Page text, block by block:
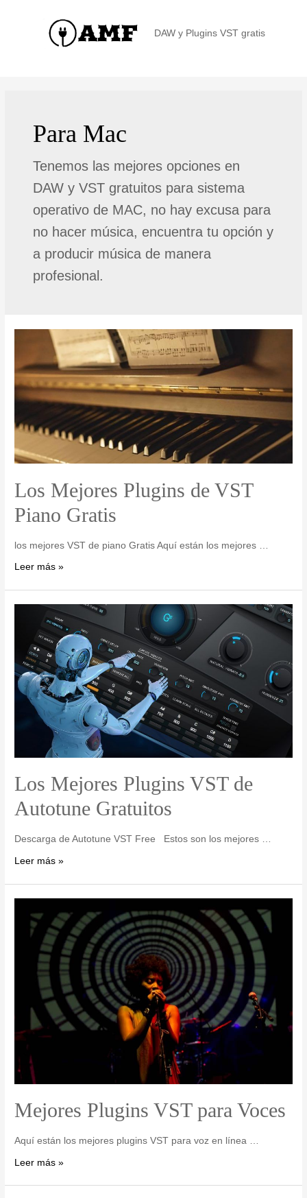
DAW y Plugins VST gratis
Para Mac
Tenemos las mejores opciones en
DAW y VST gratuitos para sistema
operativo de MAC, no hay excusa para
no hacer música, encuentra tu opción y
a producir música de manera
profesional.
Los Mejores Plugins de VST
Piano Gratis
los mejores VST de piano Gratis Aquí están los mejores …
Leer más »
Los Mejores Plugins VST de
Autotune Gratuitos
Descarga de Autotune VST Free Estos son los mejores …
Leer más »
Mejores Plugins VST para Voces
Aquí están los mejores plugins VST para voz en línea …
Leer más »